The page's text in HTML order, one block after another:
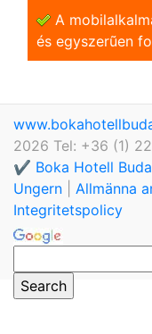
A
és egyszerũen
2026 Tel: +36 (1)
✔️ Boka Hotell
Ungern
Allmänna
Integritetspolicy